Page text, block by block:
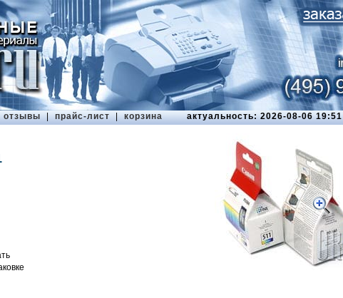
отзывы | прайс-лист | корзина актуальность: 2026-08-06 19:51